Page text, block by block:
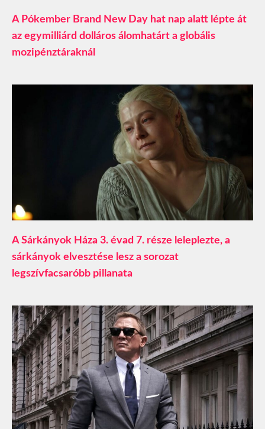
A Pókember Brand New Day hat nap alatt lépte át
az egymilliárd dolláros álomhatárt a globális
mozipénztáraknál
A Sárkányok Háza 3. évad 7. része leleplezte, a
sárkányok elvesztése lesz a sorozat
legszívfacsaróbb pillanata